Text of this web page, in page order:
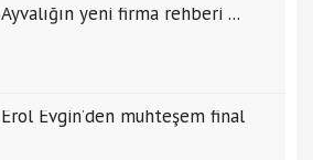
Ayvalığın yeni firma rehberi ...
Erol Evgin’den muhteşem final